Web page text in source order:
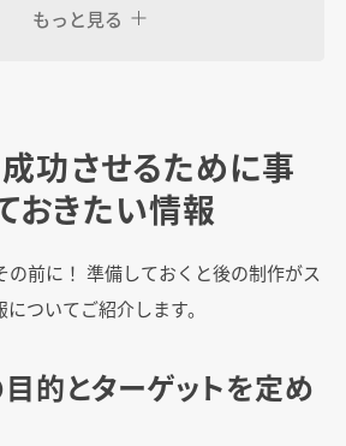
ック
における成功のポイント】
トレンド
もっと見る
功させるために事
おきたい情報
の前に！ 準備しておくと後の制作がス
ついてご紹介します。
的とターゲットを定め